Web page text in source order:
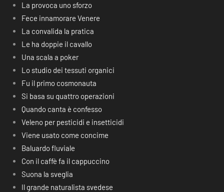
La provoca uno sforzo
Fece innamorare Venere
La convalida la pratica
Le ha doppie il cavallo
Una scala a poker
Lo studio dei tessuti organici
Fu il primo cosmonauta
Si basa su quattro operazioni
Quando canta è confesso
Veleno per pesticidi e insetticidi
Viene usato come concime
Baluardo fluviale
Con il caffè fa il cappuccino
Suona la sveglia
Il grande naturalista svedese